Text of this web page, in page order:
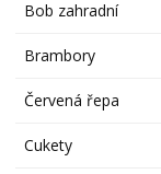
Bob zahradní
Brambory
Červená řepa
Cukety